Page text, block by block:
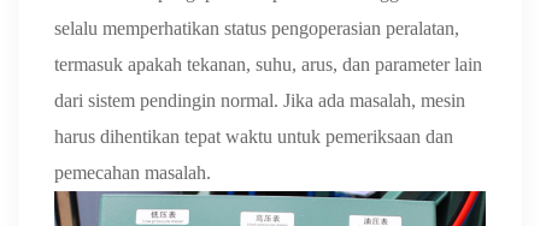
selalu memperhatikan status pengoperasian peralatan,
termasuk apakah tekanan, suhu, arus, dan parameter lain
dari sistem pendingin normal. Jika ada masalah, mesin
harus dihentikan tepat waktu untuk pemeriksaan dan
pemecahan masalah.